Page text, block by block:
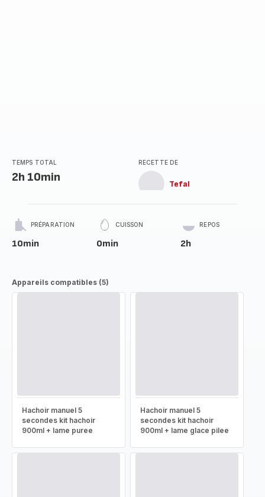
TEMPS TOTAL
2h 10min
RECETTE DE
Tefal
PRÉPARATION
10min
CUISSON
0min
REPOS
2h
Appareils compatibles (5)
Hachoir manuel 5
secondes kit hachoir
900ml + lame puree
Hachoir manuel 5
secondes kit hachoir
900ml + lame glace pilee